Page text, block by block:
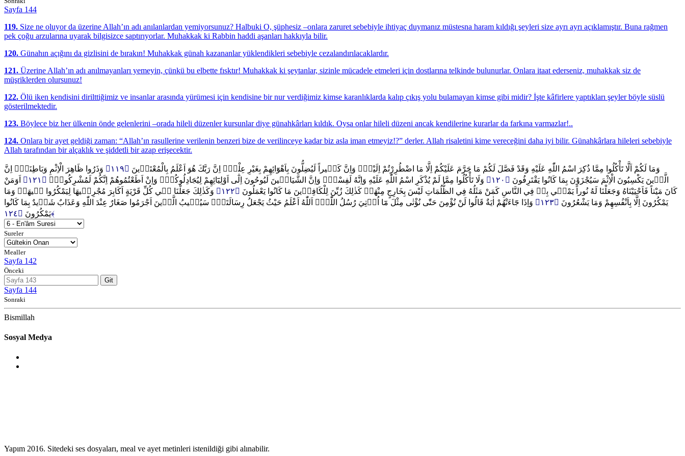
Sayfa 144
119. Size ne oluyor da üzerine Allah’ın adı anılanlardan yemiyorsunuz? Halbuki O, şüphesiz –onlara zaruret sebebiyle ihtiyaç duymanız müstesna haram kıldığı şeyleri size ayrı ayrı açıklamıştır. Buna rağmen
pek çoğu arzularına uyarak bilgisizce saptırıyorlar. Muhakkak ki Rabbin haddi aşanları hakkıyla bilir.
120. Günahın açığını da gizlisini de bırakın! Muhakkak günah kazananlar yüklendikleri sebebiyle cezalandırılacaklardır.
121. Üzerine Allah’ın adı anılmayanları yemeyin, çünkü bu elbette fısktır! Muhakkak ki şeytanlar, sizinle mücadele etmeleri için dostlarına telkinde bulunurlar. Onlara itaat ederseniz, muhakkak siz de
müşriklerden olursunuz!
122. Ölü iken kendisini dirilttiğimiz ve insanlar arasında yürümesi için kendisine bir nur verdiğimiz kimse karanlıklarda kalıp çıkış yolu bulamayan kimse gibi midir? İşte kâfirlere yaptıkları şeyler böyle süslü
gösterilmektedir.
123. Böylece biz her ülkenin önde gelenlerini –orada hileli düzenler kursunlar diye günahkârları kıldık. Oysa onlar hileli düzeni ancak kendilerine kurarlar da farkına varmazlar!..
124. Onlara bir ayet geldiği zaman: “Allah’ın rasullerine verilenin benzeri bize de verilinceye kadar biz asla iman etmeyiz!?” derler. Allah risaletini kime vereceğini daha iyi bilir. Günahkârlara hileleri sebebiyle
Allah tarafından bir alçaklık ve şiddetli bir azap erişecektir.
وَمَا لَكُمْ اَلَّا تَأْكُلُوا مِمَّا ذُكِرَ اسْمُ اللّٰهِ عَلَيْهِ وَقَدْ فَصَّلَ لَكُمْ مَا حَرَّمَ عَلَيْكُمْ اِلَّا مَا اضْطُرِرْتُمْ اِلَيْهِۜ وَاِنَّ كَث۪يراً لَيُضِلُّونَ بِاَهْوَٓائِهِمْ بِغَيْرِ عِلْمٍۜ اِنَّ رَبَّكَ هُوَ اَعْلَمُ بِالْمُعْتَد۪ينَ ﴿١١٩﴾
وَذَرُوا ظَاهِرَ الْاِثْمِ وَبَاطِنَهُۜ اِنَّ
الَّذ۪ينَ يَكْسِبُونَ الْاِثْمَ سَيُجْزَوْنَ بِمَا كَانُوا يَقْتَرِفُونَ ﴿١٢٠﴾ وَلَا تَأْكُلُوا مِمَّا لَمْ يُذْكَرِ اسْمُ اللّٰهِ عَلَيْهِ وَاِنَّهُ لَفِسْقٌۜ وَاِنَّ الشَّيَاط۪ينَ لَيُوحُونَ اِلٰٓى اَوْلِيَٓائِهِمْ لِيُجَادِلُوكُمْۚ وَاِنْ اَطَعْتُمُوهُمْ اِنَّكُمْ لَمُشْرِكُونَ۟ ﴿١٢١﴾
اَوَمَنْ
كَانَ مَيْتاً فَاَحْيَيْنَاهُ وَجَعَلْنَا لَهُ نُوراً يَمْش۪ي بِه۪ فِي النَّاسِ كَمَنْ مَثَلُهُ فِي الظُّلُمَاتِ لَيْسَ بِخَارِجٍ مِنْهَاۜ كَذٰلِكَ زُيِّنَ لِلْكَافِر۪ينَ مَا كَانُوا يَعْمَلُونَ ﴿١٢٢﴾
وَكَذٰلِكَ جَعَلْنَا ف۪ي كُلِّ قَرْيَةٍ اَكَابِرَ مُجْرِم۪يهَا لِيَمْكُرُوا ف۪يهَاۜ وَمَا
يَمْكُرُونَ اِلَّا بِاَنْفُسِهِمْ وَمَا يَشْعُرُونَ ﴿١٢٣﴾
وَاِذَا جَٓاءَتْهُمْ اٰيَةٌ قَالُوا لَنْ نُؤْمِنَ حَتّٰى نُؤْتٰى مِثْلَ مَٓا اُو۫تِيَ رُسُلُ اللّٰهِۜ اَللّٰهُ اَعْلَمُ حَيْثُ يَجْعَلُ رِسَالَتَهُۜ سَيُص۪يبُ الَّذ۪ينَ اَجْرَمُوا صَغَارٌ عِنْدَ اللّٰهِ وَعَذَابٌ شَد۪يدٌ بِمَا كَانُوا
يَمْكُرُونَ﴿١٢٤﴾
Sureler
Mealler
Sayfa 142
Önceki
Git
Sayfa 144
Sonraki
Bismillah
Sosyal Medya
Yapım 2016. Sitedeki ses dosyaları, meal ve ayet metinleri istenildiği gibi alınabilir.